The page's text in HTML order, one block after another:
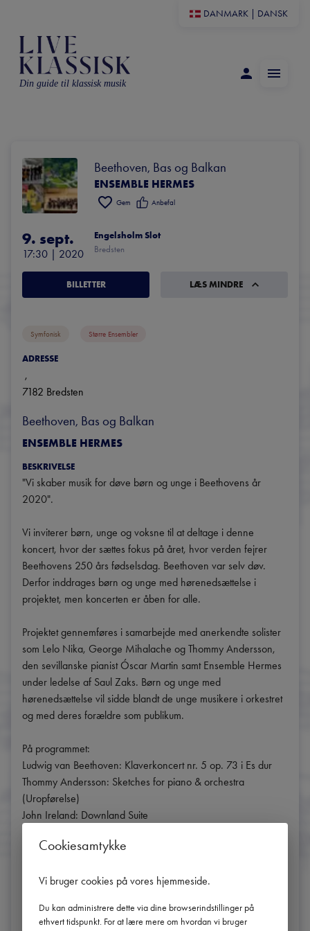
DANMARK DANSK
Din guide til klassisk musik
Beethoven, Bas og Balkan
ENSEMBLE HERMES
Gem Anbefal
9. sept.
17:30 | 2020
Engelsholm Slot
Bredsten
BILLETTER LÆS MINDRE
Symfonisk Større Ensembler
ADRESSE
,
7182 Bredsten
Beethoven, Bas og Balkan
ENSEMBLE HERMES
BESKRIVELSE
"Vi skaber musik for døve børn og unge i Beethovens år
2020".
Vi inviterer børn, unge og voksne til at deltage i denne
koncert, hvor der sættes fokus på året, hvor verden fejrer
Beethovens 250 års fødselsdag. Beethoven var selv døv.
Derfor inddrages børn og unge med hørenedsættelse i
projektet, men koncerten er åben for alle.
Projektet gennemføres i samarbejde med anerkendte solister
som Lelo Nika, George Mihalache og Thommy Andersson,
den sevillanske pianist Óscar Martin samt Ensemble Hermes
under ledelse af Saul Zaks. Børn og unge med
hørenedsættelse vil sidde blandt de unge musikere i orkestret
og med deres forældre som publikum.
På programmet:
Ludwig van Beethoven: Klaverkoncert nr. 5 op. 73 i Es dur
Thommy Andersson: Sketches for piano & orchestra
(Uropførelse)
John Ireland: Downland Suite
koncerter for døve børn for at udforske, hvordan det er muligt
udføres i 2020, året, hvor verden fejrer 250 års jubilæum for
Cookiesamtykke
Vi bruger cookies på vores hjemmeside.
Du kan administrere dette via dine browserindstillinger på
ethvert tidspunkt. For at lære mere om hvordan vi bruger